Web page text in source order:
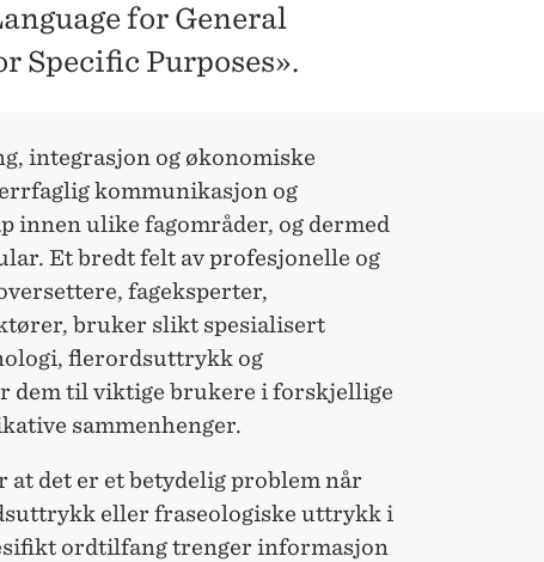
for General
Specific Purposes».
integrasjon og økonomiske
kommunikasjon og
innen ulike fagområder, og dermed
Et bredt felt av profesjonelle og
fageksperter,
bruker slikt spesialisert
flerordsuttrykk og
dem til viktige brukere i forskjellige
sammenhenger.
det er et betydelig problem når
eller fraseologiske uttrykk i
ordtilfang trenger informasjon